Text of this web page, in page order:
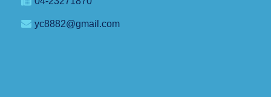
yc8882@gmail.com